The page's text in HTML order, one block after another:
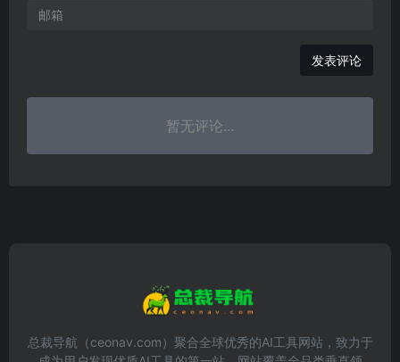
发表评论
暂无评论...
总裁导航（ceonav.com）聚合全球优秀的AI工具网站，致力于